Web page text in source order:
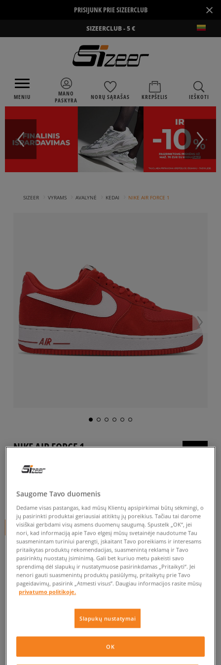
PRISIJUNK PRIE SIZEERCLUB ×
SIZEERCLUB - 5 €
MENIU
MANO
PASKYRA
NORŲ SĄRAŠAS KREPŠELIS IEŠKOTI
SIZEER VYRAMS AVALYNĖ KEDAI NIKE AIR FORCE 1
NIKE AIR FORCE 1
39,99€
+ 40 tšk.SizeerClub
Prekė neprieinama
Jei prekė vėl bus sandėlyje, gausi pranešimą iš mūsų.
41 26 cm Pranešti man
PATIKRINK PRIEINAMUMĄ PARDUOTUVĖJE
Saugome Tavo duomenis
Dedame visas pastangas, kad mūsų Klientų apsipirkimai būtų sėkmingi, o
jų pasirinkti produktai geriausiai atitiktų jų poreikius. Tačiau tai darome
visiškai gerbdami visų asmens duomenų saugumą. Spustelk „OK“, jei
nori, kad informaciją apie Tavo elgesį mūsų svetainėje naudotume Tau
suasmenintam turiniui parengti, įskaitant Tavo poreikiams ir interesams
pritaikytas produktų rekomendacijas, suasmenintą reklamą ir Tavo
pasirinktų nuostatų įsiminimą. Gali bet kuriuo metu pakeisti savo
sprendimą dėl slapukų ir nustatymuose pasirinkdamas „Pritaikyti“. Jei
nenori gauti suasmenintų produktų pasiūlymų, pritaikytų prie Tavo
pageidavimų, pasirink „Atmesti visus”. Daugiau informacijos rasite mūsų
privatumo politikoje.
Slapukų nustatymai
OK